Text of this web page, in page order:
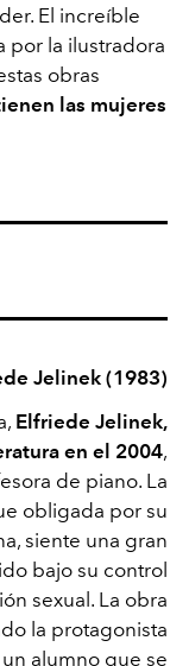
El increíble
por la ilustradora
obras
las mujeres
Jelinek (1983)
Elfriede Jelinek,
en el 2004,
de piano. La
obligada por su
siente una gran
bajo su control
sexual. La obra
la protagonista
un alumno que se